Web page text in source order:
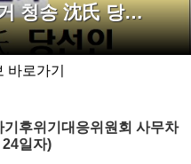
청송 沈氏 당…
바로가기
기후위기대응위원회 사무차
일자)